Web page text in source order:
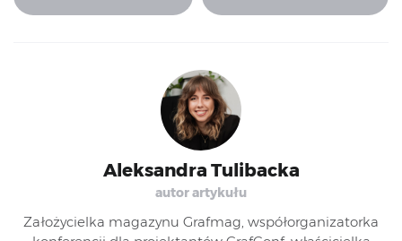
Aleksandra Tulibacka
autor artykułu
Założycielka magazynu Grafmag, współorganizatorka